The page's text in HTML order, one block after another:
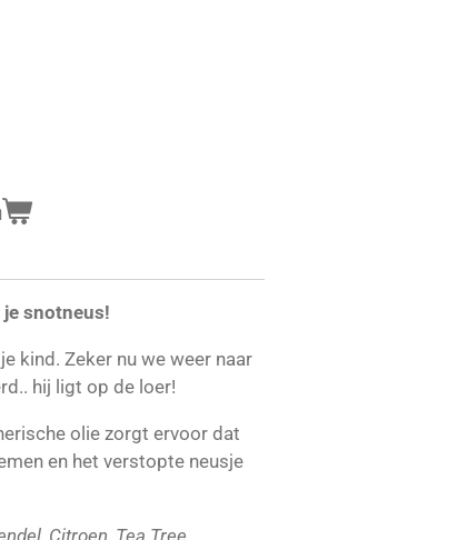
je snotneus!
kind. Zeker nu we weer naar
hij ligt op de loer!
olie zorgt ervoor dat
en het verstopte neusje